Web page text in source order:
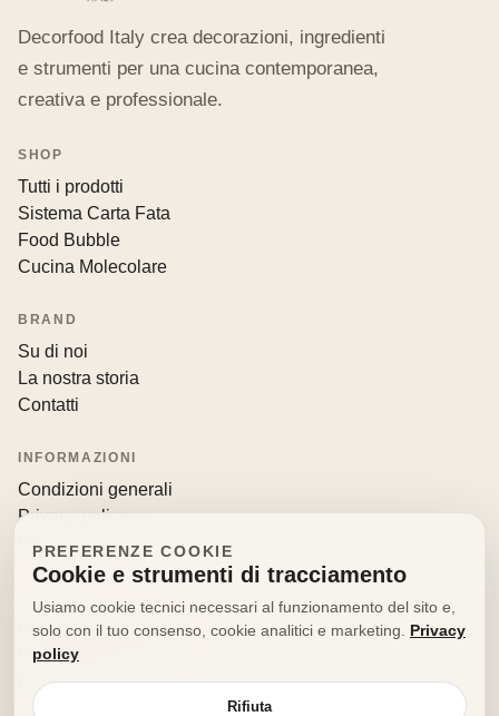
Decorfood Italy crea decorazioni, ingredienti
e strumenti per una cucina contemporanea,
creativa e professionale.
SHOP
Tutti i prodotti
Sistema Carta Fata
Food Bubble
Cucina Molecolare
BRAND
Su di noi
La nostra storia
Contatti
INFORMAZIONI
Condizioni generali
Privacy policy
Resi e recessi
info@decorfooditaly.it
Richiedi informazioni
Il tuo account
PREFERENZE COOKIE
Cookie e strumenti di tracciamento
Usiamo cookie tecnici necessari al funzionamento del sito e,
solo con il tuo consenso, cookie analitici e marketing. Privacy
policy
Rifiuta